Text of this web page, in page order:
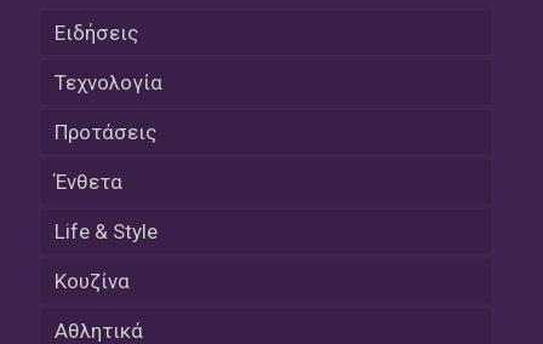
Ειδήσεις
Τεχνολογία
Προτάσεις
Ένθετα
Life & Style
Κουζίνα
Αθλητικά